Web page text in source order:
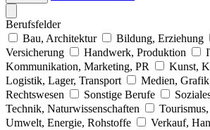
Berufsfelder
Bau, Architektur
Bildung, Erziehung
Versicherung
Handwerk, Produktion
Kommunikation, Marketing, PR
Kunst,
Logistik, Lager, Transport
Medien,
Rechtswesen
Sonstige Berufe
Technik, Naturwissenschaften
Umwelt, Energie, Rohstoffe
Verkauf,